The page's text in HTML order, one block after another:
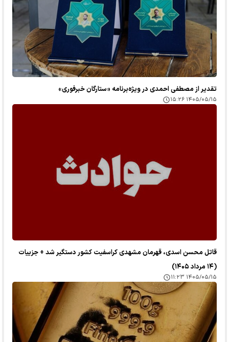
تقدیر از مصطفی احمدی در ویژه‌برنامه «ستارگان خبرفوری»
۱۴۰۵/۰۵/۱۵ ۱۵:۲۶
قاتل محسن اسدی، قهرمان مشهدی کراسفیت کشور دستگیر شد + جزییات
(۱۴ مرداد ۱۴۰۵)
۱۴۰۵/۰۵/۱۵ ۱۱:۲۳